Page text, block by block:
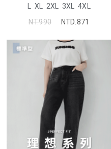
L XL 2XL 3XL 4XL
NT.990
NTD.871